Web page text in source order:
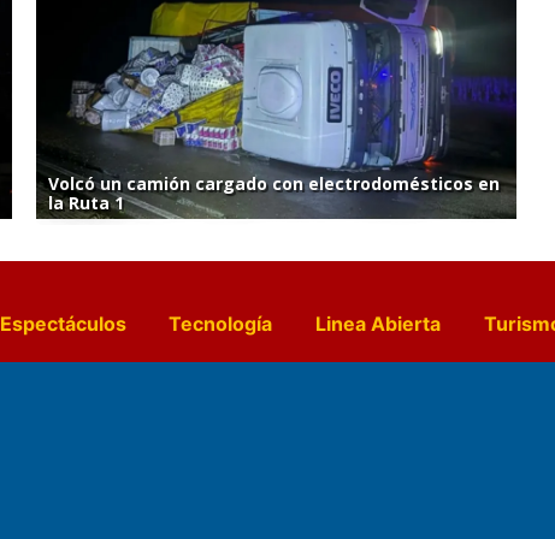
Volcó un camión cargado con electrodomésticos en
la Ruta 1
Espectáculos Tecnología Linea Abierta